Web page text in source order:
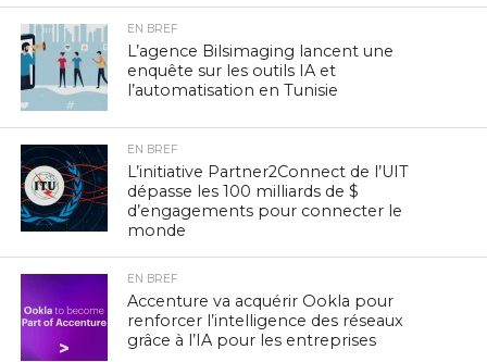
EN BREF
L’agence Bilsimaging lancent une
enquête sur les outils IA et
l’automatisation en Tunisie
EN BREF
L’initiative Partner2Connect de l’UIT
dépasse les 100 milliards de $
d’engagements pour connecter le
monde
EN BREF
Accenture va acquérir Ookla pour
renforcer l’intelligence des réseaux
grâce à l’IA pour les entreprises